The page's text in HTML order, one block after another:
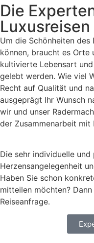
Die
Luxusreisen
Um die Schönheiten des
können, braucht es Orte
kultivierte Lebensart
gelebt werden. Wie viel
Recht auf Qualität und
ausgeprägt Ihr Wunsch
wir und unser
der Zusammenarbeit mit
Die sehr individuelle
Herzensangelegenheit
Haben Sie schon
mitteilen möchten?
Reiseanfrage.